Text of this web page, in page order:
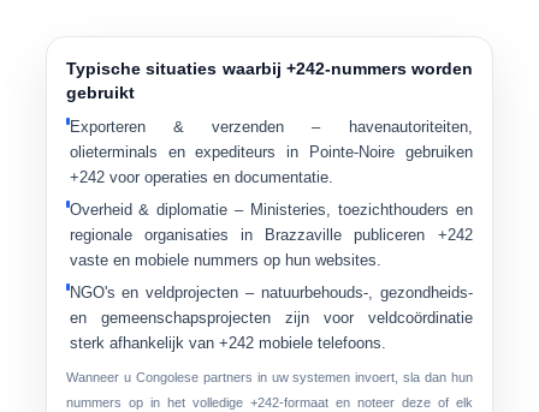
Typische situaties waarbij +242-nummers worden
gebruikt
Exporteren & verzenden – havenautoriteiten,
olieterminals en expediteurs in Pointe-Noire gebruiken
+242 voor operaties en documentatie.
Overheid & diplomatie – Ministeries, toezichthouders en
regionale organisaties in Brazzaville publiceren +242
vaste en mobiele nummers op hun websites.
NGO's en veldprojecten – natuurbehouds-, gezondheids-
en gemeenschapsprojecten zijn voor veldcoördinatie
sterk afhankelijk van +242 mobiele telefoons.
Wanneer u Congolese partners in uw systemen invoert, sla dan hun
nummers op in het volledige +242-formaat en noteer deze of elk